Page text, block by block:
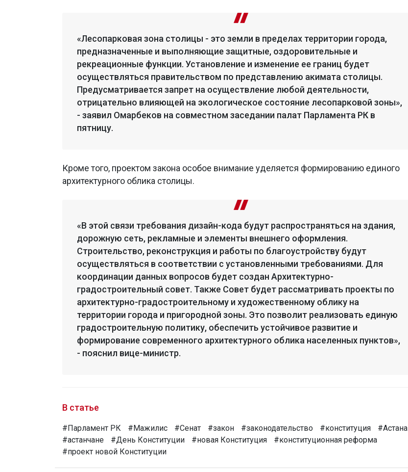
«Лесопарковая зона столицы - это земли в пределах территории города,
предназначенные и выполняющие защитные, оздоровительные и
рекреационные функции. Установление и изменение ее границ будет
осуществляться правительством по представлению акимата столицы.
Предусматривается запрет на осуществление любой деятельности,
отрицательно влияющей на экологическое состояние лесопарковой зоны»,
- заявил Омарбеков на совместном заседании палат Парламента РК в
пятницу.
Кроме того, проектом закона особое внимание уделяется формированию единого
архитектурного облика столицы.
«В этой связи требования дизайн-кода будут распространяться на здания,
дорожную сеть, рекламные и элементы внешнего оформления.
Строительство, реконструкция и работы по благоустройству будут
осуществляться в соответствии с установленными требованиями. Для
координации данных вопросов будет создан Архитектурно-
градостроительный совет. Также Совет будет рассматривать проекты по
архитектурно-градостроительному и художественному облику на
территории города и пригородной зоны. Это позволит реализовать единую
градостроительную политику, обеспечить устойчивое развитие и
формирование современного архитектурного облика населенных пунктов»,
- пояснил вице-министр.
В статье
#Парламент РК #Мажилис #Сенат #закон #законодательство #конституция
#Астана
#астанчане
#День Конституции #новая Конституция
#конституционная реформа
#проект новой Конституции